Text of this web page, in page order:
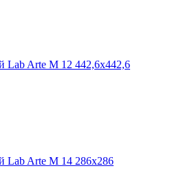
Lab Arte М 12 442,6х442,6
Lab Arte М 14 286х286